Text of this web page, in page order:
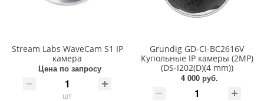
Stream Labs WaveCam S1 IP
камера
Цена по запросу
шт
Grundig GD-CI-BC2616V
Купольные IP камеры (2MP)
(DS-I202(D)(4 mm))
4 000 руб.